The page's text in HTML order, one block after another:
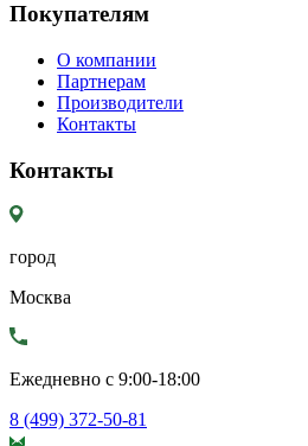
Покупателям
О компании
Партнерам
Производители
Контакты
Контакты
город
Москва
Ежедневно с 9:00-18:00
8 (499) 372-50-81